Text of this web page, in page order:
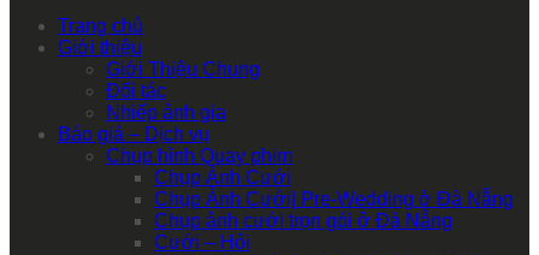
Trang chủ
Giới thiệu
Giới Thiệu Chung
Đối tác
Nhiếp ảnh gia
Báo giá – Dịch vụ
Chụp hình Quay phim
Chụp Ảnh Cưới
Chụp Ảnh Cưới| Pre-Wedding ở Đà Nẵng
Chụp ảnh cưới trọn gói ở Đà Nẵng
Cưới – Hỏi